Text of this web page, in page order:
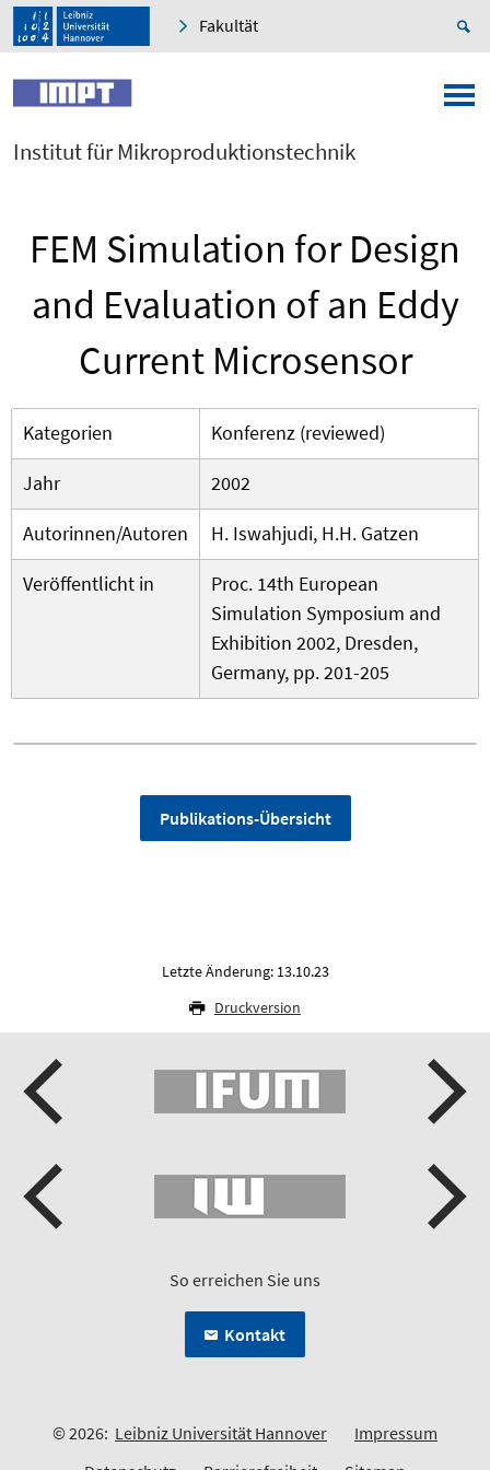
Fakultät
Institut für Mikroproduktionstechnik
FEM Simulation for Design
and Evaluation of an Eddy
Current Microsensor
Kategorien
Konferenz (reviewed)
Jahr
2002
Autorinnen/Autoren
H. Iswahjudi, H.H. Gatzen
Veröffentlicht in
Proc. 14th European
Simulation Symposium and
Exhibition 2002, Dresden,
Germany, pp. 201-205
Publikations-Übersicht
Letzte Änderung: 13.10.23
Druckversion
So erreichen Sie uns
Kontakt
© 2026: Leibniz Universität Hannover
Impressum